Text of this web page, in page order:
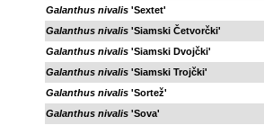
Galanthus nivalis 'Sextet'
Galanthus nivalis 'Siamski Četvorčki'
Galanthus nivalis 'Siamski Dvojčki'
Galanthus nivalis 'Siamski Trojčki'
Galanthus nivalis 'Sortež'
Galanthus nivalis 'Sova'